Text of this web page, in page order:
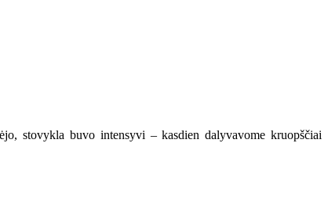
stovykla buvo intensyvi – kasdien dalyvavome kruopščiai